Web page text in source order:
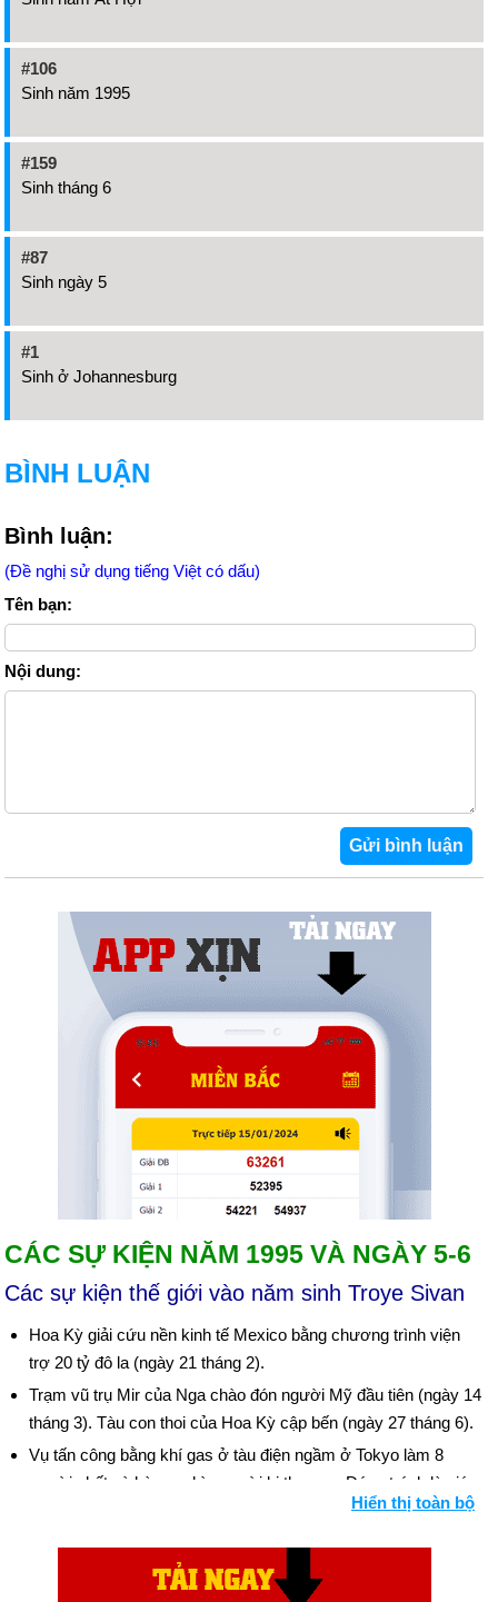
#106
Sinh năm 1995
#159
Sinh tháng 6
#87
Sinh ngày 5
#1
Sinh ở Johannesburg
BÌNH LUẬN
Bình luận:
(Đề nghị sử dụng tiếng Việt có dấu)
Tên bạn:
Nội dung:
CÁC SỰ KIỆN NĂM 1995 VÀ NGÀY 5-6
Các sự kiện thế giới vào năm sinh Troye Sivan
Hoa Kỳ giải cứu nền kinh tế Mexico bằng chương trình viện
trợ 20 tỷ đô la (ngày 21 tháng 2).
Trạm vũ trụ Mir của Nga chào đón người Mỹ đầu tiên (ngày 14
tháng 3). Tàu con thoi của Hoa Kỳ cập bến (ngày 27 tháng 6).
Vụ tấn công bằng khí gas ở tàu điện ngầm ở Tokyo làm 8
người chết và hàng nghìn người bị thương. Đáng trách là giáo
phái Aum Shinrikyo ("Chân lý tối cao") (ngày 20 tháng 3). Bối
Số người chết là 2.000 trong vụ thảm sát ở Rwanda (ngày 22
Hiển thị toàn bộ